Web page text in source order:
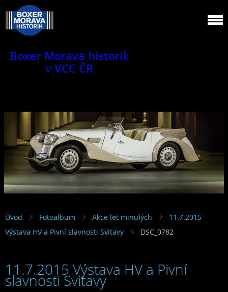
Boxer Morava historik
v VCC ČR
Jsme klub veteránů.
Úvod Fotoalbum Akce let minulých
11.7.2015
Výstava HV a Pivní slavnosti Svitavy
DSC_0782
11.7.2015 Výstava HV a Pivní
slavnosti Svitavy